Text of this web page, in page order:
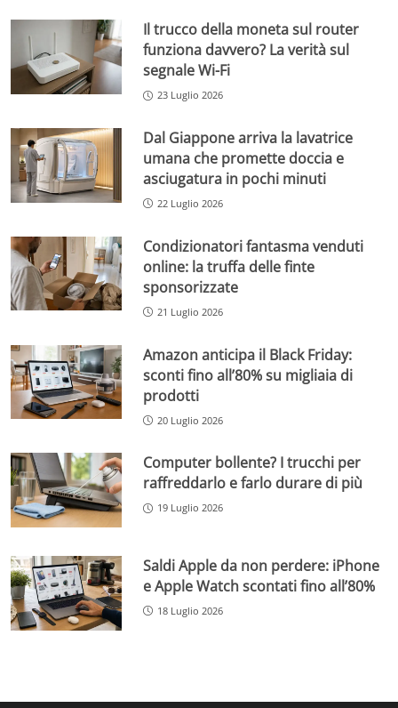
Il trucco della moneta sul router
funziona davvero? La verità sul
segnale Wi-Fi
23 Luglio 2026
Dal Giappone arriva la lavatrice
umana che promette doccia e
asciugatura in pochi minuti
22 Luglio 2026
Condizionatori fantasma venduti
online: la truffa delle finte
sponsorizzate
21 Luglio 2026
Amazon anticipa il Black Friday:
sconti fino all’80% su migliaia di
prodotti
20 Luglio 2026
Computer bollente? I trucchi per
raffreddarlo e farlo durare di più
19 Luglio 2026
Saldi Apple da non perdere: iPhone
e Apple Watch scontati fino all’80%
18 Luglio 2026